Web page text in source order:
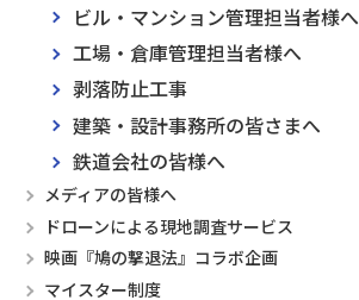
ビル・マンション管理担当者様へ
工場・倉庫管理担当者様へ
剥落防止工事
建築・設計事務所の皆さまへ
鉄道会社の皆様へ
メディアの皆様へ
ドローンによる現地調査サービス
映画『鳩の撃退法』コラボ企画
マイスター制度